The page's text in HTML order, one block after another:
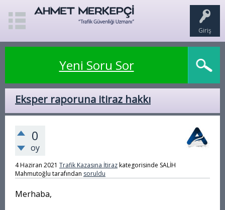
Giriş
Yeni Soru Sor
Eksper raporuna itiraz hakkı
0
oy
4 Haziran 2021 Trafik Kazasına İtirazkategorisinde SALİH
Mahmutoğlu tarafından soruldu
Merhaba,